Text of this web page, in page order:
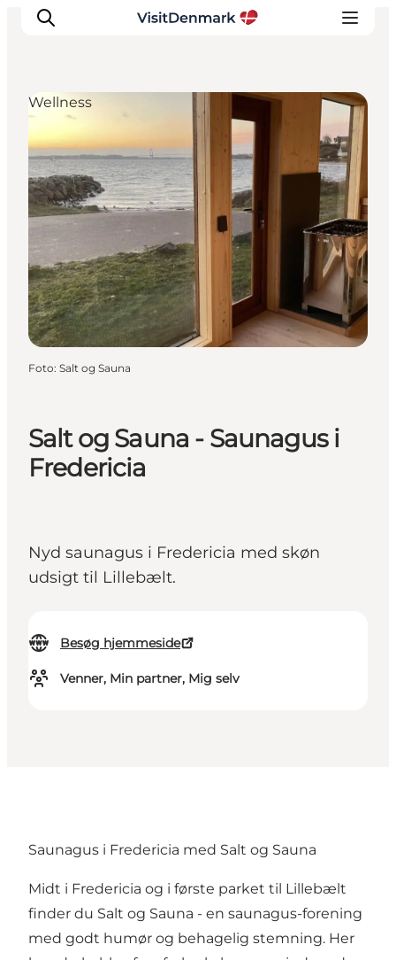
Inspiration
Destinationer
Oplevelser
Overnatning
Planlæg ferien
Salt og Sauna - Saunagus i
Fredericia
Nyd saunagus i Fredericia med skøn
udsigt til Lillebælt.
Besøg hjemmeside
Venner, Min partner, Mig selv
Wellness
Foto: Salt og Sauna
Saunagus i Fredericia med Salt og Sauna
Midt i Fredericia og i første parket til Lillebælt
finder du Salt og Sauna - en saunagus-forening
med godt humør og behagelig stemning. Her